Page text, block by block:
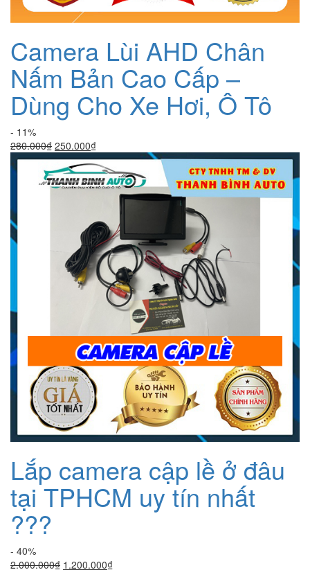
Camera Lùi AHD Chân
Nấm Bản Cao Cấp –
Dùng Cho Xe Hơi, Ô Tô
- 11%
280.000₫ Giá
gốc
là:
280.000₫.
250.000₫Giá
hiện
tại
là:
250.000₫.
Lắp camera cập lề ở đâu
tại TPHCM uy tín nhất
???
- 40%
2.000.000₫ Giá
1.200.000₫Giá